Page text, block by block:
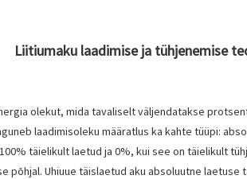
Liitiumaku laadimise ja tühjenemise
olekut, mida tavaliselt väljendatakse
laadimisoleku määratlus ka kahte tüüpi:
täielikult laetud ja 0%, kui see on täielikult
Uhiuue täislaetud aku absoluutne